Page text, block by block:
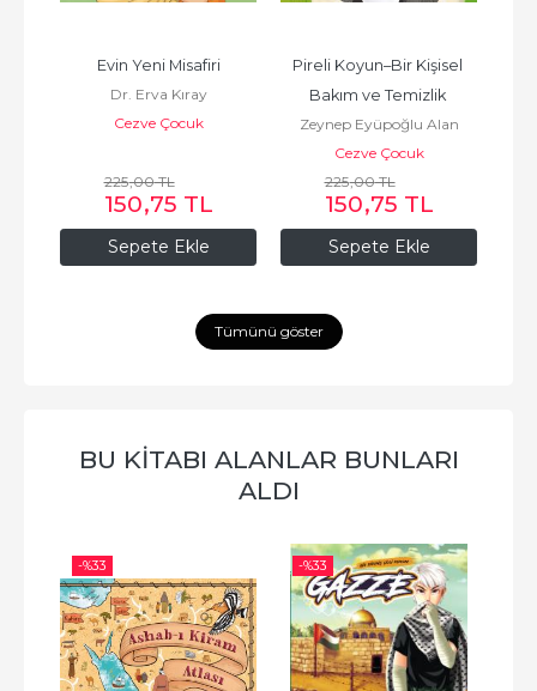
Sepete Ekle
Evin Yeni Misafiri
Dr. Erva Kıray
Cezve Çocuk
225,00TL
150,75 TL
Sepete Ekle
Pireli Koyun–Bir Kişisel
Bakım ve Temizlik
Hikâyesi
Zeynep Eyüpoğlu Alan
Cezve Çocuk
225,00TL
150,75 TL
Tümünü göster
BU KITABI ALANLAR BUNLARI
ALDI
-%33 -%33